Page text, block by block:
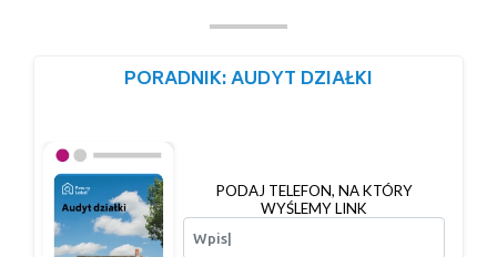
PORADNIK: AUDYT DZIAŁKI
PODAJ TELEFON, NA KTÓRY
WYŚLEMY LINK